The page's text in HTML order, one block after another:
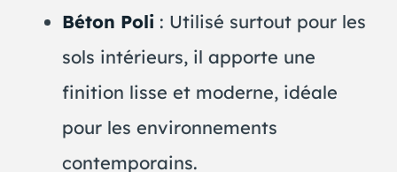
Béton Poli : Utilisé surtout pour les
sols intérieurs, il apporte une
finition lisse et moderne, idéale
pour les environnements
contemporains.